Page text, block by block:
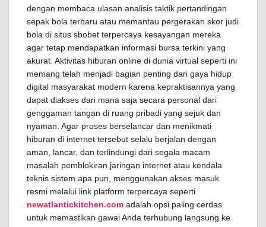
dengan membaca ulasan analisis taktik pertandingan
sepak bola terbaru atau memantau pergerakan skor judi
bola di situs sbobet terpercaya kesayangan mereka
agar tetap mendapatkan informasi bursa terkini yang
akurat. Aktivitas hiburan online di dunia virtual seperti ini
memang telah menjadi bagian penting dari gaya hidup
digital masyarakat modern karena kepraktisannya yang
dapat diakses dari mana saja secara personal dari
genggaman tangan di ruang pribadi yang sejuk dan
nyaman. Agar proses berselancar dan menikmati
hiburan di internet tersebut selalu berjalan dengan
aman, lancar, dan terlindungi dari segala macam
masalah pemblokiran jaringan internet atau kendala
teknis sistem apa pun, menggunakan akses masuk
resmi melalui link platform terpercaya seperti
newatlantickitchen.com adalah opsi paling cerdas
untuk memastikan gawai Anda terhubung langsung ke